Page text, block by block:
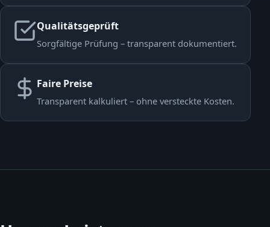
Qualitätsgeprüft
Sorgfältige Prüfung – transparent dokumentiert.
Faire Preise
Transparent kalkuliert – ohne versteckte Kosten.